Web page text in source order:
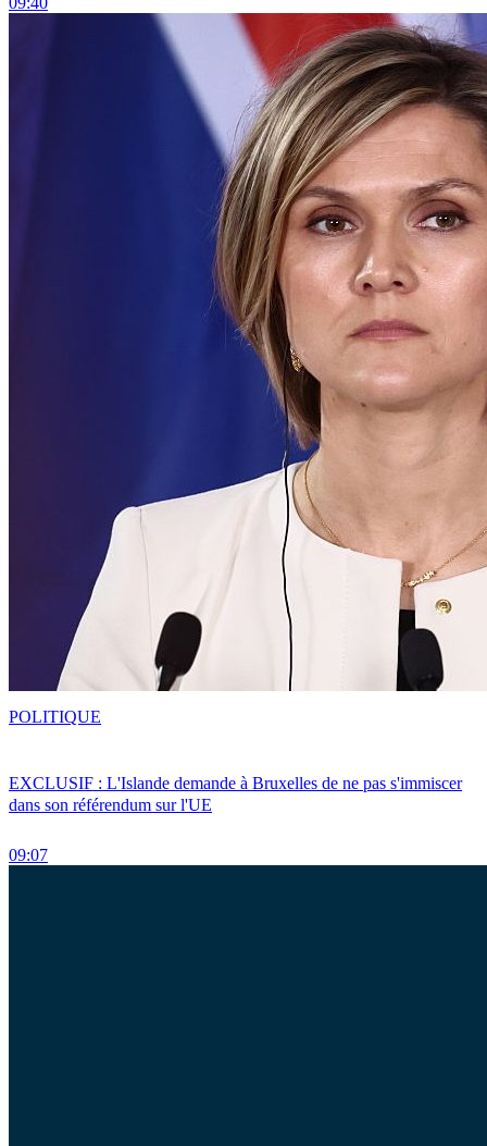
EXCLUSIF : L'Islande demande à Bruxelles de ne pas s'immiscer
dans son référendum sur l'UE
09:07
POLITIQUE